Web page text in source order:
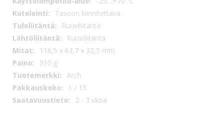
Tasoon kiinnitettävä
Ruuviliitäntä
Ruuviliitäntä
116,5 x 63,7 x 32,5 mm
310 g
Arch
1 / 15
2 - 3 vkoa